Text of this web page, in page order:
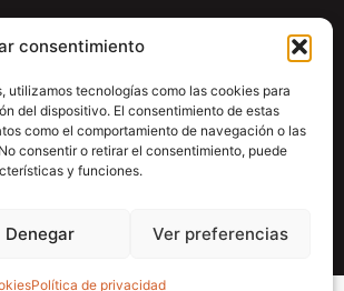
consentimiento
utilizamos tecnologías como las cookies para
del dispositivo. El consentimiento de estas
como el comportamiento de navegación o las
consentir o retirar el consentimiento, puede
y funciones.
Denegar Ver preferencias
Política de privacidad